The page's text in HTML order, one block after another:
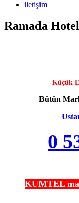
iletişim
Ramada
Küçük
Bütün
0
KUMTEL